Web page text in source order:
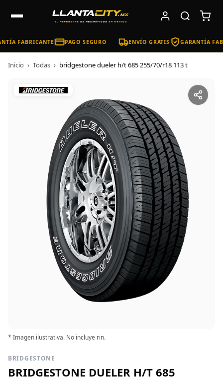
FABRICANTE PAGO SEGURO ENVÍO GRATIS GARANTÍA
Inicio › Todas › bridgestone dueler h/t 685 255/70/r18 113 t
* Imagen ilustrativa. No incluye rin.
BRIDGESTONE
BRIDGESTONE DUELER H/T 685